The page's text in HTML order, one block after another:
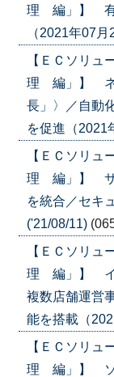
理 編」】 有
（2021年07
【ＥＣソリュ
理 編」】 ネ
長」〉／自動
を促進（2021
【ＥＣソリュ
理 編」】 サ
を統合／セキ
('21/08/11)
【ＥＣソリュ
理 編」】 イ
複数店舗運営
能を搭載（
【ＥＣソリュ
理 編」】 ソ